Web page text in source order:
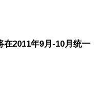
2011年9月-10月统一